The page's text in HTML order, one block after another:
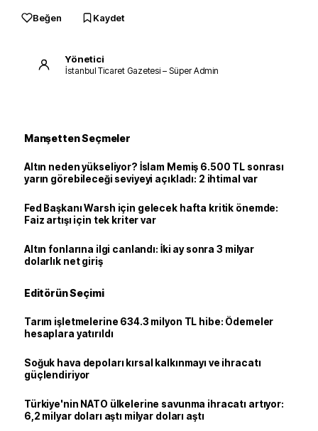
Beğen Kaydet
Yönetici
İstanbul Ticaret Gazetesi – Süper Admin
Manşetten Seçmeler
Altın neden yükseliyor? İslam Memiş 6.500 TL sonrası
yarın görebileceği seviyeyi açıkladı: 2 ihtimal var
Fed Başkanı Warsh için gelecek hafta kritik önemde:
Faiz artışı için tek kriter var
Altın fonlarına ilgi canlandı: İki ay sonra 3 milyar
dolarlık net giriş
Editörün Seçimi
Tarım işletmelerine 634.3 milyon TL hibe: Ödemeler
hesaplara yatırıldı
Soğuk hava depoları kırsal kalkınmayı ve ihracatı
güçlendiriyor
Türkiye'nin NATO ülkelerine savunma ihracatı artıyor:
6,2 milyar doları aştı milyar doları aştı